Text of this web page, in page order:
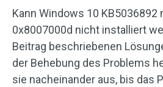
Kann Windows 10 KB5036892
0x8007000d nicht installiert
Beitrag beschriebenen
der Behebung des Problems
sie nacheinander aus, bis das